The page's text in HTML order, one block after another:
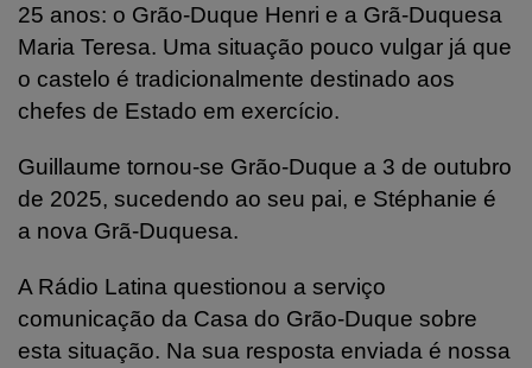
25 anos: o Grão-Duque Henri e a Grã-Duquesa
Maria Teresa. Uma situação pouco vulgar já que
o castelo é tradicionalmente destinado aos
chefes de Estado em exercício.
Guillaume tornou-se Grão-Duque a 3 de outubro
de 2025, sucedendo ao seu pai, e Stéphanie é
a nova Grã-Duquesa.
A Rádio Latina questionou a serviço
comunicação da Casa do Grão-Duque sobre
esta situação. Na sua resposta enviada é nossa